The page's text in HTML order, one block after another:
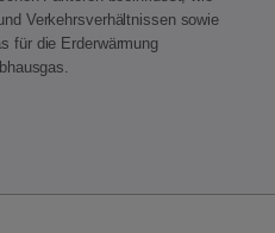
Verkehrsverhältnissen sowie
für die Erderwärmung